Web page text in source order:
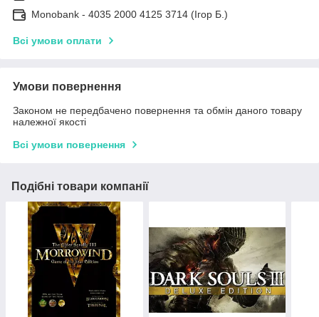
Monobank - 4035 2000 4125 3714 (Ігор Б.)
Всі умови оплати
Умови повернення
Законом не передбачено повернення та обмін даного товару
належної якості
Всі умови повернення
Подібні товари компанії